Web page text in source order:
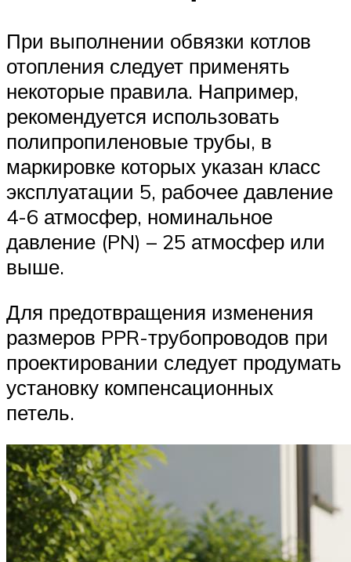
При выполнении обвязки котлов
отопления следует применять
некоторые правила. Например,
рекомендуется использовать
полипропиленовые трубы, в
маркировке которых указан класс
эксплуатации 5, рабочее давление
4-6 атмосфер, номинальное
давление (PN) – 25 атмосфер или
выше.
Для предотвращения изменения
размеров PPR-трубопроводов при
проектировании следует продумать
установку компенсационных
петель.